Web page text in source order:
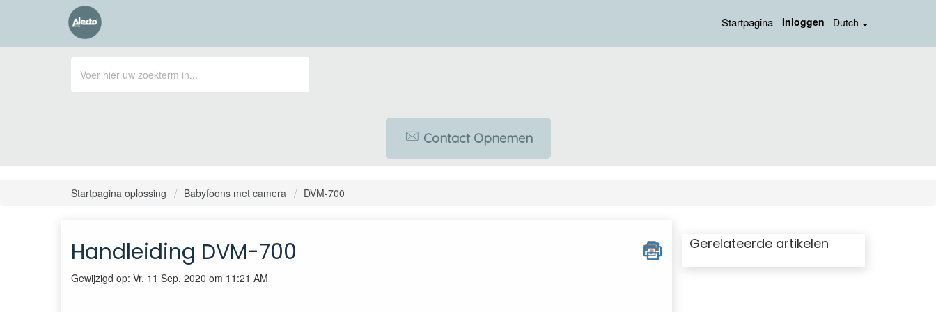
Startpagina Dutch
Inloggen
Contact Opnemen
Startpagina oplossing Babyfoons met camera DVM-700
Handleiding DVM-700
Gewijzigd op: Vr, 11 Sep, 2020 om 11:21 AM
Gerelateerde artikelen